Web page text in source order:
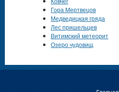
Гора Мертвецов
Медведицкая гряда
Лес пришельцев
Витимский метеорит
Озеро чудовищ